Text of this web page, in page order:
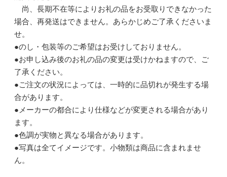
尚、長期不在等によりお礼の品をお受取りできなかった
場合、再発送はできません。あらかじめご了承くださいま
せ。
●のし・包装等のご希望はお受けしておりません。
●お申し込み後のお礼の品の変更は受けかねますので、ご
了承ください。
●ご注文の状況によっては、一時的に品切れが発生する場
合があります。
●メーカーの都合により仕様などが変更される場合があり
ます。
●色調が実物と異なる場合があります。
●写真は全てイメージです。小物類は商品に含まれませ
ん。